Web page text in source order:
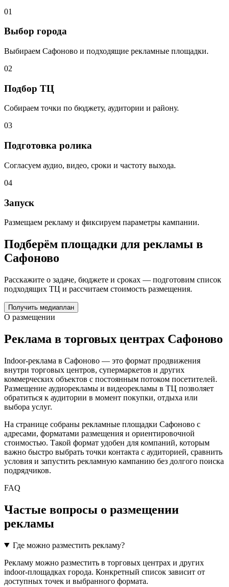
01
Выбор города
Выбираем Сафоново и подходящие рекламные площадки.
02
Подбор ТЦ
Собираем точки по бюджету, аудитории и району.
03
Подготовка ролика
Согласуем аудио, видео, сроки и частоту выхода.
04
Запуск
Размещаем рекламу и фиксируем параметры кампании.
Подберём площадки для рекламы в
Сафоново
Расскажите о задаче, бюджете и сроках — подготовим список
подходящих ТЦ и рассчитаем стоимость размещения.
Получить медиаплан
О размещении
Реклама в торговых центрах Сафоново
Indoor-реклама в Сафоново — это формат продвижения
внутри торговых центров, супермаркетов и других
коммерческих объектов с постоянным потоком посетителей.
Размещение аудиорекламы и видеорекламы в ТЦ позволяет
обратиться к аудитории в момент покупки, отдыха или
выбора услуг.
На странице собраны рекламные площадки Сафоново с
адресами, форматами размещения и ориентировочной
стоимостью. Такой формат удобен для компаний, которым
важно быстро выбрать точки контакта с аудиторией, сравнить
условия и запустить рекламную кампанию без долгого поиска
подрядчиков.
FAQ
Частые вопросы о размещении
рекламы
Где можно разместить рекламу?
Рекламу можно разместить в торговых центрах и других
indoor-площадках города. Конкретный список зависит от
доступных точек и выбранного формата.